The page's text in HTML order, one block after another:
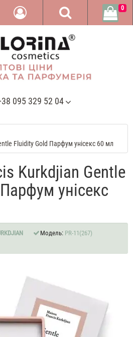
095 329 52 04
0
Fluidity Gold Парфум унісекс 60 мл
Kurkdjian Gentle
унісекс
Модель: PR-11(267)